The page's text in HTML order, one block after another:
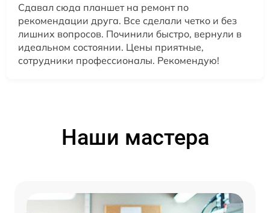
Сдавал сюда планшет на ремонт по
рекомендации друга. Все сделали четко и без
лишних вопросов. Починили быстро, вернули в
идеальном состоянии. Цены приятные,
сотрудники профессионалы. Рекомендую!
Наши мастера